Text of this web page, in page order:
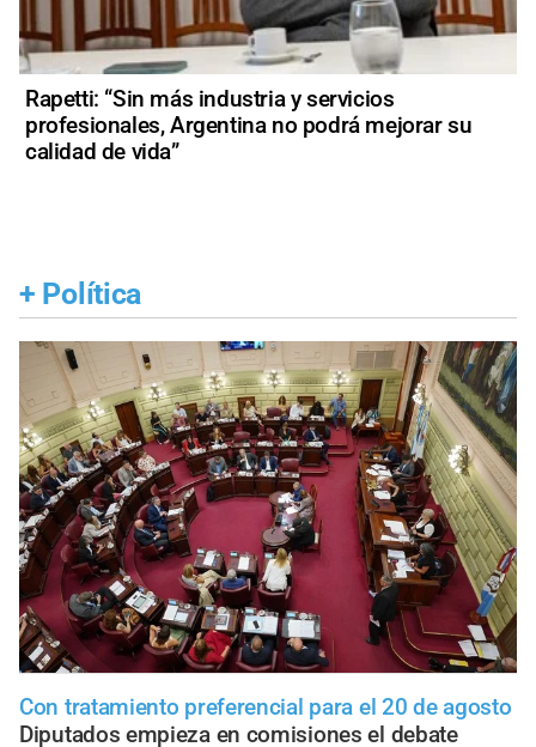
Rapetti: “Sin más industria y servicios
profesionales, Argentina no podrá mejorar su
calidad de vida”
+ Política
Con tratamiento preferencial para el 20 de agosto
Diputados empieza en comisiones el debate